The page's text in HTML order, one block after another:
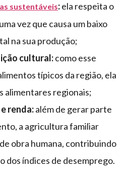
sustentáveis:ela respeita o
vez que causa um baixo
na sua produção;
cultural:como esse
típicos da região, ela
alimentares regionais;
renda:além de gerar parte
a agricultura familiar
obra humana, contribuindo
dos índices de desemprego.